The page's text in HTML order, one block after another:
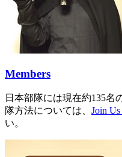
Members
日本部隊には現在約135名
隊方法については、 Join
い。